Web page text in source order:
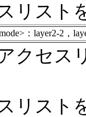
リスト
：layer2-2，
クセス
リスト